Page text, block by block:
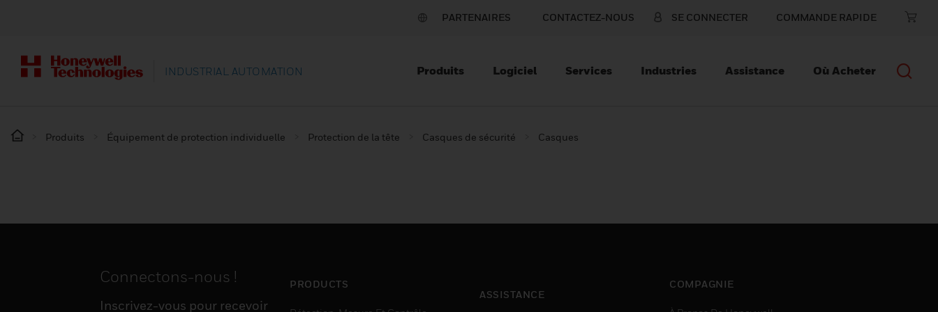
PARTENAIRES CONTACTEZ-NOUS SE CONNECTER COMMANDE RAPIDE
INDUSTRIAL AUTOMATION Produits Logiciel Services Industries Assistance Où Acheter
Produits Équipement de protection individuelle Protection de la tête Casques de sécurité Casques
Connectons-nous !
Inscrivez-vous pour recevoir
PRODUCTS
ASSISTANCE
COMPAGNIE